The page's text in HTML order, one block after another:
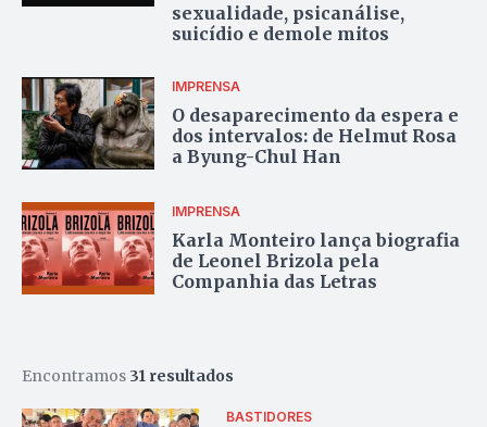
sexualidade, psicanálise,
suicídio e demole mitos
IMPRENSA
O desaparecimento da espera e
dos intervalos: de Helmut Rosa
a Byung-Chul Han
IMPRENSA
Karla Monteiro lança biografia
de Leonel Brizola pela
Companhia das Letras
Encontramos 31 resultados
BASTIDORES